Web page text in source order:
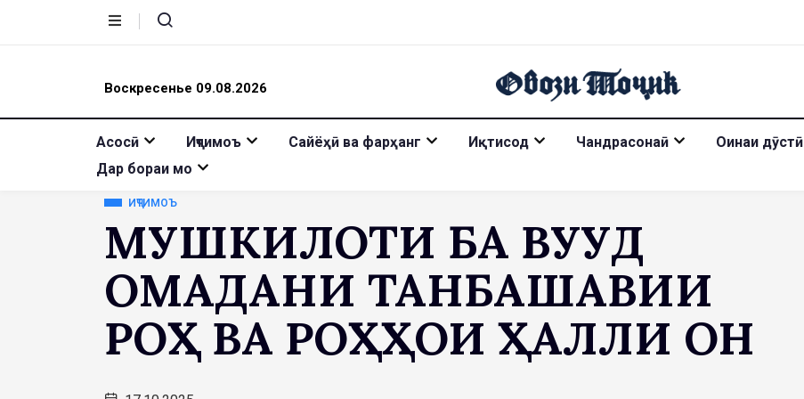
Воскресенье 09.08.2026
Асосӣ Иҷтимоъ Сайёҳӣ ва фарҳанг Иқтисод Чандрасонаӣ
Оинаи дӯстӣ
Дар бораи мо
ИҶТИМОЪ
МУШКИЛОТИ БА ВУҶУД
ОМАДАНИ ТАНБАШАВИИ
РОҲ ВА РОҲҲОИ ҲАЛЛИ ОН